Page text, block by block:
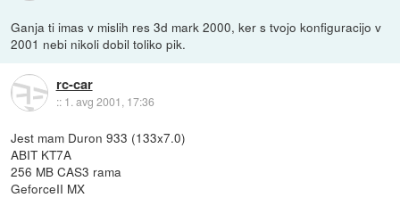
Ganja ti imas v mislih res 3d mark 2000, ker s tvojo konfiguracijo v
2001 nebi nikoli dobil toliko pik.
rc-car
:: 1. avg 2001, 17:36
Jest mam Duron 933 (133x7.0)
ABIT KT7A
256 MB CAS3 rama
GeforceII MX